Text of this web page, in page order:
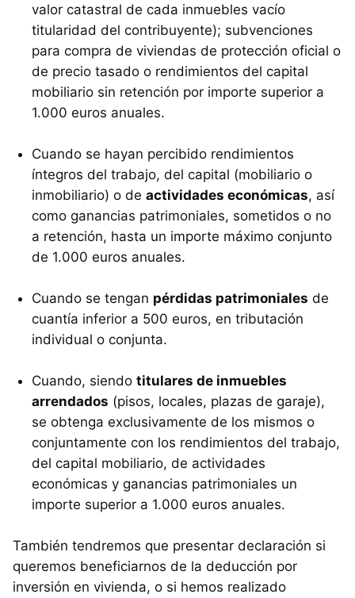
valor catastral de cada inmuebles vacío
titularidad del contribuyente); subvenciones
para compra de viviendas de protección oficial o
de precio tasado o rendimientos del capital
mobiliario sin retención por importe superior a
1.000 euros anuales.
Cuando se hayan percibido rendimientos
íntegros del trabajo, del capital (mobiliario o
inmobiliario) o de actividades económicas, así
como ganancias patrimoniales, sometidos o no
a retención, hasta un importe máximo conjunto
de 1.000 euros anuales.
Cuando se tengan pérdidas patrimoniales de
cuantía inferior a 500 euros, en tributación
individual o conjunta.
Cuando, siendo titulares de inmuebles
arrendados (pisos, locales, plazas de garaje),
se obtenga exclusivamente de los mismos o
conjuntamente con los rendimientos del trabajo,
del capital mobiliario, de actividades
económicas y ganancias patrimoniales un
importe superior a 1.000 euros anuales.
También tendremos que presentar declaración si
queremos beneficiarnos de la deducción por
inversión en vivienda, o si hemos realizado